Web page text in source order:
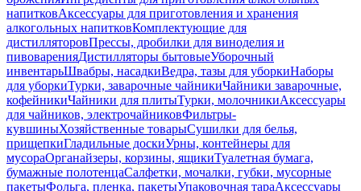
напитковАксессуары для приготовления и хранения
алкогольных напитковКомплектующие для
дистилляторовПрессы, дробилки для виноделия и
пивоваренияДистилляторы бытовыеУборочный
инвентарьШвабры, насадкиВедра, тазы для уборкиНаборы
для уборкиТурки, заварочные чайникиЧайники заварочные,
кофейникиЧайники для плитыТурки, молочникиАксессуары
для чайников, электрочайниковФильтры-
кувшиныХозяйственные товарыСушилки для белья,
прищепкиГладильные доскиУрны, контейнеры для
мусораОрганайзеры, корзины, ящикиТуалетная бумага,
бумажные полотенцаСалфетки, мочалки, губки, мусорные
пакетыФольга, пленка, пакетыУпаковочная тараАксессуары